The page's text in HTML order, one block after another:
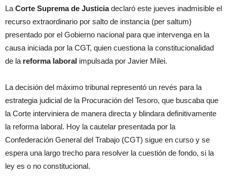
La Corte Suprema de Justiciadeclaró este jueves inadmisible el
recurso extraordinario por salto de instancia (per saltum)
presentado por el Gobierno nacional para que intervenga en la
causa iniciada por la CGT, quien cuestiona la constitucionalidad
de la reforma laboral impulsada por Javier Milei.
La decisión del máximo tribunal representó un revés para la
estrategia judicial de la Procuración del Tesoro, que buscaba que
la Corte interviniera de manera directa y blindara definitivamente
la reforma laboral. Hoy la cautelar presentada por la
Confederación General del Trabajo (CGT) sigue en curso y se
espera una largo trecho para resolver la cuestión de fondo, si la
ley es o no constitucional.